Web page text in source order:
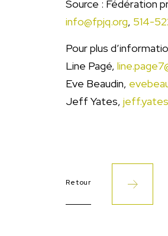
Source : Fédération
info@fpjq.org, 514-
Pour plus
Line Pagé,
Eve Beaudin,
Jeff Yates,
Retour